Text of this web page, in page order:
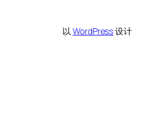
以WordPress设计